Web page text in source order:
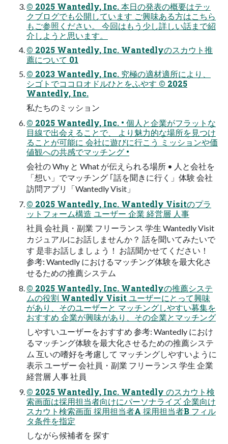
© 2025 Wantedly, Inc. 本日の発表の概要はテッ
クブログでも公開しています ご興味ある方はこちら
もご参照ください。 今回はもう少し詳しい話まで紹
介しようと思います。
© 2025 Wantedly, Inc. Wantedlyのスカウト推
薦について 01
© 2023 Wantedly, Inc. 究極の適材適所により、
シゴトでココロオドルひとをふやす © 2025
Wantedly, Inc.
私たちのミッション
© 2025 Wantedly, Inc. • 個人と企業がフラットな
目線で出会えることで、 より魅力的な場所を見つけ
ることが可能に 会社に遊びに行こう ミッションや価
値観への共感でマッチング •
会社の Why と What が伝えられる場所 • 人と会社を
「想い」でマッチング ｢話を聞きに行く」体験 会社
訪問アプリ「Wantedly Visit」
© 2025 Wantedly, Inc. Wantedly Visitのプラ
ットフォーム構造 ユーザー 企業 経営層 人事
社員 会社員・副業 フリーランス 学生 Wantedly Visit
カジュアルにお話しませんか？ 話を聞いてみたいで
す 是非お話しましょう！ お話聞かせてください！
参考: Wantedly におけるマッチング体験を最大化さ
せるための推薦システム
© 2025 Wantedly, Inc. Wantedlyの推薦システ
ムの役割 Wantedly Visit ユーザーにとって興味
があり、そのユーザーと マッチングしやすい募集を
おすすめ 企業が興味があり、その企業とマッチング
しやすいユーザーをおすすめ 参考: Wantedly におけ
るマッチング体験を最大化させるための推薦システ
ム 互いの嗜好を考慮して マッチングしやすいように
表示 ユーザー 会社員・副業 フリーランス 学生 企業
経営層 人事 社員
© 2025 Wantedly, Inc. Wantedly のスカウト検
索画面は採用担当者向けにパーソナライズ 企業向け
スカウト検索画面 採用担当者A 採用担当者B フィル
タ条件を指定
しながら候補者を 探す